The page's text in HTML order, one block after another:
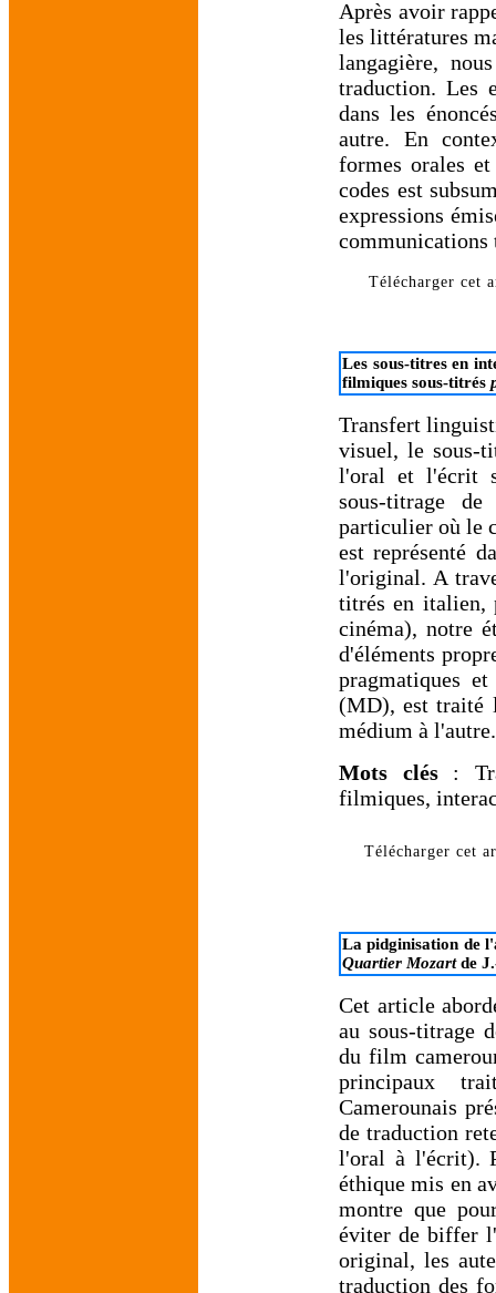
Après avoir
les littératures
langagière,
traduction. Les
dans les
autre. En
formes orales
codes est
expressions
communications
Télécharger cet
Les sous-titres en
filmiques sous-titrés
Transfert
visuel, le sous-
l'oral et l'écrit
sous-titrage
particulier où le
est représenté
l'original. A
titrés en italien,
cinéma), notre
d'éléments
pragmatiques
(MD), est traité
médium à l'autre.
Mots clés:
filmiques,
Télécharger cet
La pidginisation de
Quartier Mozartde
Cet article
au sous-titrage
du film
principaux
Camerounais
de traduction
l'oral à l'écrit).
éthique mis en
montre que
éviter de biffer
original, les
traduction des